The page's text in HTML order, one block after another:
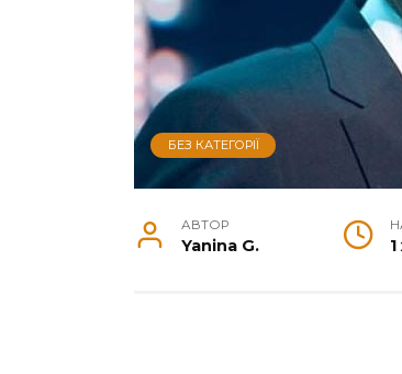
БЕЗ КАТЕГОРІЇ
АВТОР
Yanina G. 1